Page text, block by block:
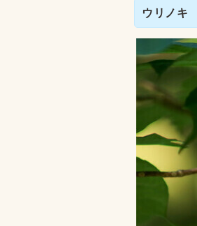
ウリノキ